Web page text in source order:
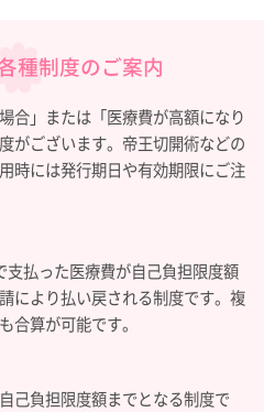
種制度のご案内
合」または「医療費が高額になり
がございます。帝王切開術などの
時には発行期日や有効期限にご注
支払った医療費が自己負担限度額
により払い戻される制度です。複
合算が可能です。
己負担限度額までとなる制度で